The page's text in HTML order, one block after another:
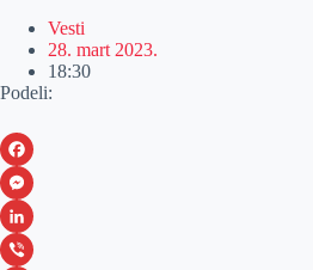
Vesti
28. mart 2023.
18:30
Podeli:
F
a
c
M
eL